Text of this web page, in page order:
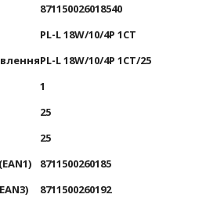
871150026018540
PL-L 18W/10/4P 1CT
PL-L 18W/10/4P 1CT/25
1
25
25
8711500260185
8711500260192